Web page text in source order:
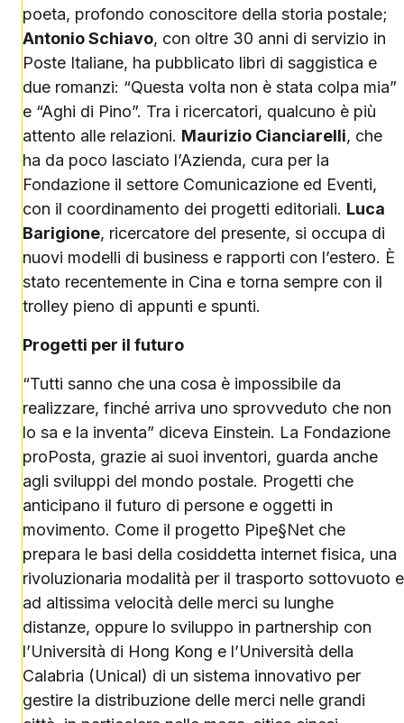
poeta, profondo conoscitore della storia postale;
Antonio Schiavo, con oltre 30 anni di servizio in
Poste Italiane, ha pubblicato libri di saggistica e
due romanzi: “Questa volta non è stata colpa mia”
e “Aghi di Pino”. Tra i ricercatori, qualcuno è più
attento alle relazioni. Maurizio Cianciarelli, che
ha da poco lasciato l’Azienda, cura per la
Fondazione il settore Comunicazione ed Eventi,
con il coordinamento dei progetti editoriali. Luca
Barigione, ricercatore del presente, si occupa di
nuovi modelli di business e rapporti con l’estero. È
stato recentemente in Cina e torna sempre con il
trolley pieno di appunti e spunti.
Progetti per il futuro
“Tutti sanno che una cosa è impossibile da
realizzare, finché arriva uno sprovveduto che non
lo sa e la inventa” diceva Einstein. La Fondazione
proPosta, grazie ai suoi inventori, guarda anche
agli sviluppi del mondo postale. Progetti che
anticipano il futuro di persone e oggetti in
movimento. Come il progetto Pipe§Net che
prepara le basi della cosiddetta internet fisica, una
rivoluzionaria modalità per il trasporto sottovuoto e
ad altissima velocità delle merci su lunghe
distanze, oppure lo sviluppo in partnership con
l’Università di Hong Kong e l’Università della
Calabria (Unical) di un sistema innovativo per
gestire la distribuzione delle merci nelle grandi